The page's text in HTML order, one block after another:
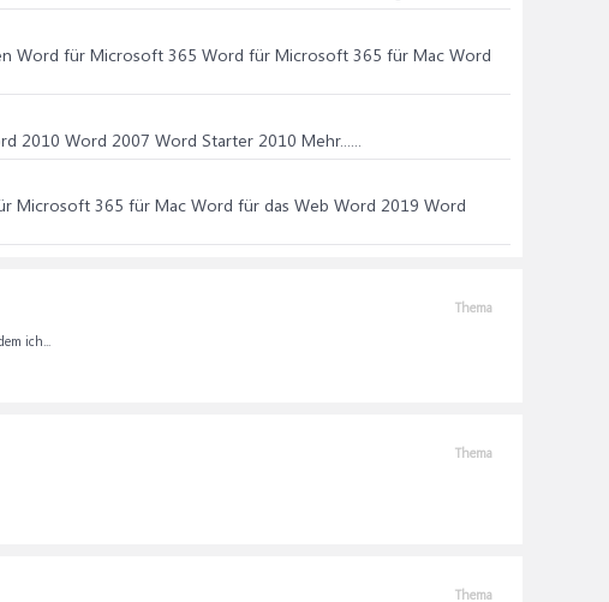
Word für Microsoft 365 Word für Microsoft 365 für Mac Word
2010 Word 2007 Word Starter 2010 Mehr......
Microsoft 365 für Mac Word für das Web Word 2019 Word
Thema
ich...
Thema
Thema